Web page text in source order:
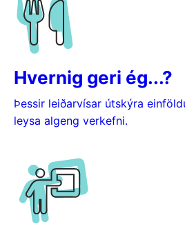
Hvernig geri ég...?
Þessir leiðarvísar útskýra
leysa algeng verkefni.